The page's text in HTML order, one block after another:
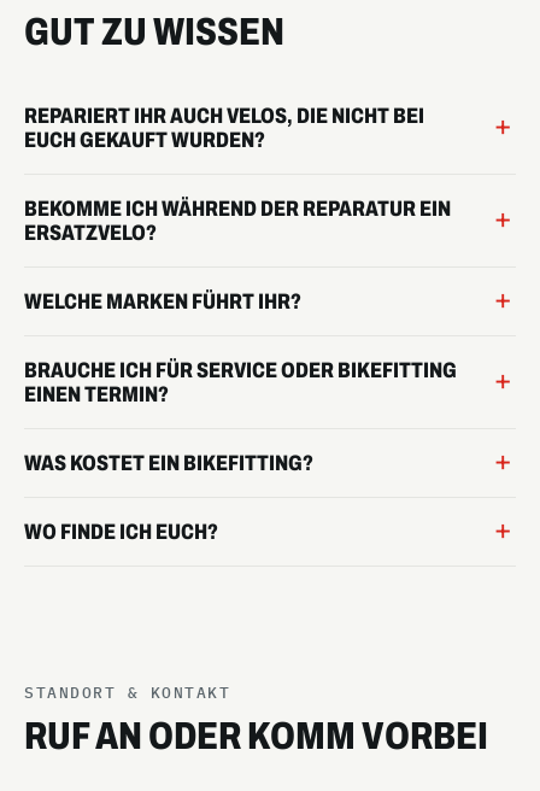
GUT ZU WISSEN
REPARIERT IHR AUCH VELOS, DIE NICHT BEI
EUCH GEKAUFT WURDEN?
BEKOMME ICH WÄHREND DER REPARATUR EIN
ERSATZVELO?
WELCHE MARKEN FÜHRT IHR?
BRAUCHE ICH FÜR SERVICE ODER BIKEFITTING
EINEN TERMIN?
WAS KOSTET EIN BIKEFITTING?
WO FINDE ICH EUCH?
STANDORT & KONTAKT
RUF AN ODER KOMM VORBEI